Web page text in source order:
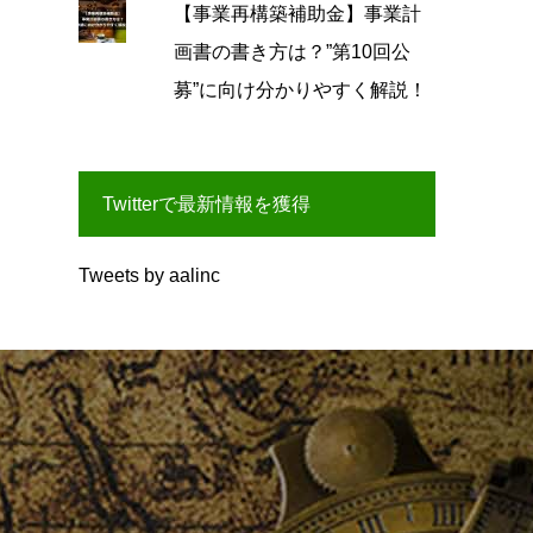
【事業再構築補助金】事業計
画書の書き方は？”第10回公
募”に向け分かりやすく解説！
Twitterで最新情報を獲得
Tweets by aalinc